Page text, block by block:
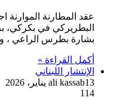
عقد المطارنة
البطريركي في بكركي،
بشارة بطرس الراعي ،
أكمل القراءة »
الإنتشار اللبناني
ali kassab13 يناير، 2026
114